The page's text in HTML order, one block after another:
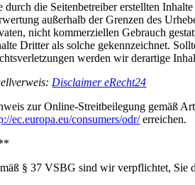
durch die Seitenbetreiber erstellten
außerhalb der Grenzen des
nicht kommerziellen Gebrauch
Dritter als solche gekennzeichnet.
werden wir derartige
Disclaimer eRecht24
zur Online-Streitbeilegung gemäß
ec.europa.eu/consumers/odr/erreichen.
§ 37 VSBG sind wir verpflichtet, Sie